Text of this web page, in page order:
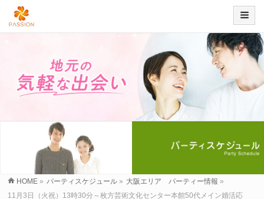
HOME » パーティスケジュール » 大阪エリア パーティー情報 »
11月3日（火祝）13時30分～枚方芸術文化センター本館50代メイン婚活応